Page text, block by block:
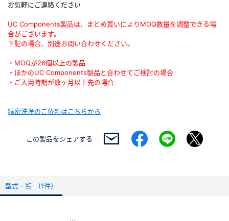
お気軽にご連絡ください
UC Components製品は、まとめ買いによりMOQ数量を調整できる場
合がございます。
下記の場合、別途お問い合わせください。
・MOQが26個以上の製品
・ほかのUC Components製品と合わせてご検討の場合
・ご入用時期が数ヶ月以上先の場合
精密洗浄のご依頼はこちらから
この製品をシェアする
型式一覧 (1件）